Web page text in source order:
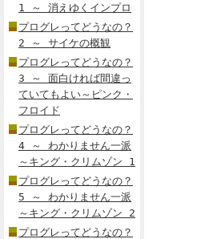
1 ～ 消えゆくインプロ
プログレってどうなの？
2 ～ サイケの概観
プログレってどうなの？
3 ～ 面白ければ間違っ
ていてもよい～ピンク・
フロイド
プログレってどうなの？
4 ～ わかりません一派
～キング・クリムゾン 1
プログレってどうなの？
5 ～ わかりません一派
～キング・クリムゾン 2
プログレってどうなの？